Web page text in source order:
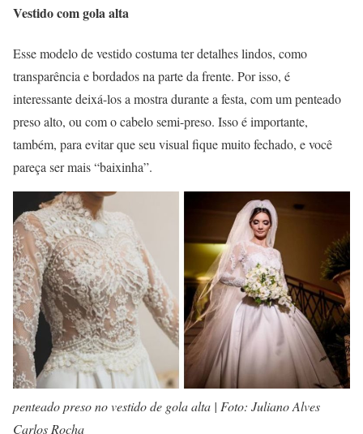
Vestido com gola alta
Esse modelo de vestido costuma ter detalhes lindos, como
transparência e bordados na parte da frente. Por isso, é
interessante deixá-los a mostra durante a festa, com um penteado
preso alto, ou com o cabelo semi-preso. Isso é importante,
também, para evitar que seu visual fique muito fechado, e você
pareça ser mais “baixinha”.
penteado preso no vestido de gola alta | Foto: Juliano Alves
Carlos Rocha